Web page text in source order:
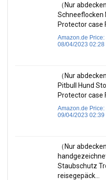
（Nur
Schneeflocken
Protector case
Amazon.de Price:
08/04/2023 02:28
（Nur
Pitbull Hund
Protector case
Amazon.de Price:
09/04/2023 02:39
（Nur
Staubschutz
reisegepäck…